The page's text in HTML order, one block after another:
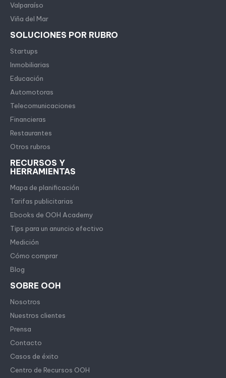
Valparaíso
Viña del Mar
SOLUCIONES POR RUBRO
Startups
Inmobiliarias
Educación
Automotoras
Telecomunicaciones
Financieras
Restaurantes
Otros rubros
RECURSOS Y
HERRAMIENTAS
Mapa de planificación
Tarifas publicitarias
Ebooks de OOH Academy
Tips para un anuncio efectivo
Medición
Cómo comprar
Blog
SOBRE OOH
Nosotros
Nuestros clientes
Prensa
Contacto
Casos de éxito
Centro de Recursos OOH